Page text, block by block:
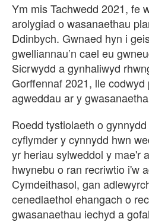
Ym mis Tachwedd 2021, fe
arolygiad o wasanaethau
Ddinbych. Gwnaed hyn i
gwelliannau’n cael eu
Sicrwydd a gynhaliwyd
Gorffennaf 2021, lle
agweddau ar y
Roedd tystiolaeth o
cyflymder y cynnydd hwn
yr heriau sylweddol y mae'r
hwynebu o ran recriwtio i'w
Cymdeithasol, gan
cenedlaethol ehangach o
gwasanaethau iechyd a